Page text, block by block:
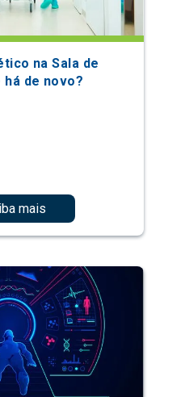
na Sala de
há de novo?
mais